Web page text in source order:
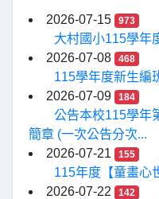
2026-07-15 973
大村國小115學年
2026-07-08
468
115學年度新生編
2026-07-09
184
公告本校115學年
簡章 (一次公告分次...
2026-07-21
155
115年度【童畫心
2026-07-22
142